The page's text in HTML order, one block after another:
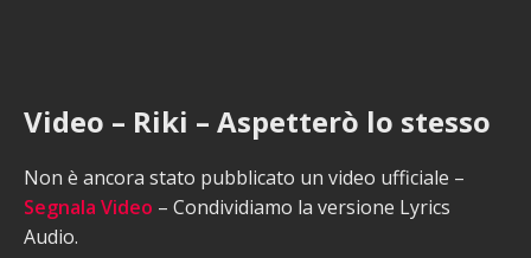
Video – Riki – Aspetterò lo stesso
Non è ancora stato pubblicato un video ufficiale –
Segnala Video – Condividiamo la versione Lyrics
Audio.